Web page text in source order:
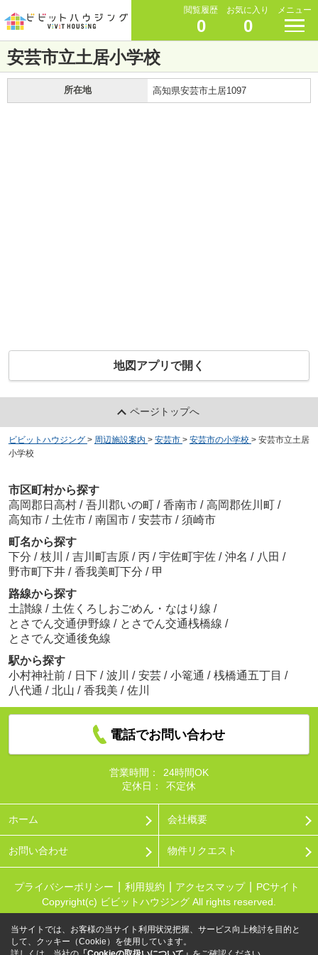
閲覧履歴
0
お気に入り
0
メニュー
安芸市立土居小学校
所在地 高知県安芸市土居1097
地図アプリで開く
ページトップへ
ビビットハウジング > 周辺施設案内 > 安芸市 > 安芸市の小学校 > 安芸市立土居
小学校
市区町村から探す
高岡郡日高村 / 吾川郡いの町 / 香南市 / 高岡郡佐川町 /
高知市 / 土佐市 / 南国市 / 安芸市 / 須崎市
町名から探す
下分 / 枝川 / 吉川町吉原 / 丙 / 宇佐町宇佐 / 沖名 / 八田 /
野市町下井 / 香我美町下分 / 甲
路線から探す
土讃線 / 土佐くろしおごめん・なはり線 /
とさでん交通伊野線 / とさでん交通桟橋線 /
とさでん交通後免線
駅から探す
小村神社前 / 日下 / 波川 / 安芸 / 小篭通 / 桟橋通五丁目 /
八代通 / 北山 / 香我美 / 佐川
電話でお問い合わせ
営業時間：
24時間OK
定休日：
不定休
ホーム 会社概要
お問い合わせ 物件リクエスト
プライバシーポリシー 利用規約 アクセスマップ
PCサイト
Copyright(c) ビビットハウジング All rights reserved.
当サイトでは、お客様の当サイト利用状況把握、サービス向上検討を目的と
して、クッキー（Cookie）を使用しています。